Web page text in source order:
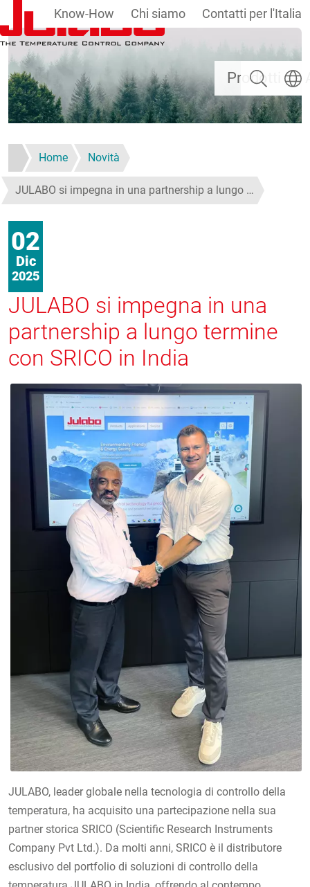
Salta al contenuto principale
Prodotti
Know-How Chi siamo Contatti per l'Italia
Ricerca
Home Novità
JULABO si impegna in una partnership a lungo …
02
Dic
2025
JULABO si impegna in una
partnership a lungo termine
con SRICO in India
JULABO, leader globale nella tecnologia di controllo della
temperatura, ha acquisito una partecipazione nella sua
partner storica SRICO (Scientific Research Instruments
Company Pvt Ltd.). Da molti anni, SRICO è il distributore
esclusivo del portfolio di soluzioni di controllo della